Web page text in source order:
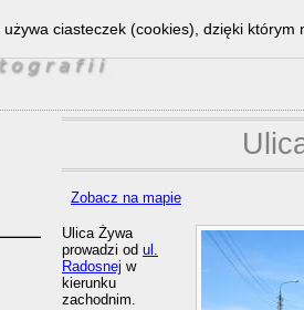
Zobacz na mapie
Ulica Żywa
prowadzi od ul.
Radosnej w
kierunku
zachodnim.
używa ciasteczek (cookies), dzięki którym